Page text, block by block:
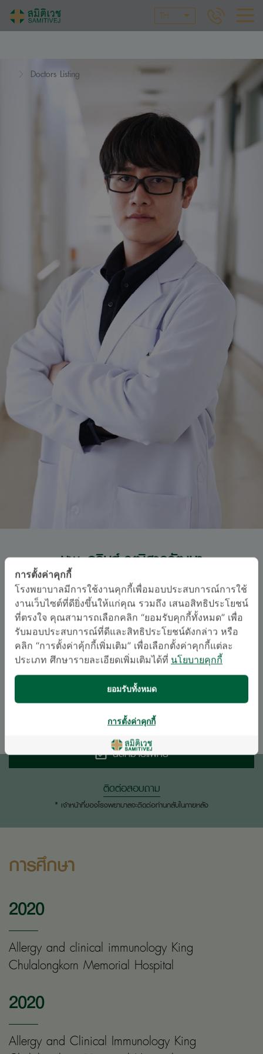
TH
Doctors Listing
นพ. อธิษฐ์ วุฒิสารวัฒนา
สมิติเวช สุขุมวิท
สาขาอายุรศาสตร์
อนุสาขาอายุรศาสตร์โรคภูมิแพ้และภูมิคุ้มกันทาง
คลินิก, สาขาอายุรศาสตร์
ภาษา
นัดหมายแพทย์
ติดต่อสอบถาม
* เจ้าหน้าที่ของโรงพยาบาลจะติดต่อท่านกลับในภายหลัง
การศึกษา
2020
Allergy and clinical immunology King
Chulalongkorn Memorial Hospital
2020
Allergy and Clinical Immunology King
การตั้งค่าคุกกี้
โรงพยาบาลมีการใช้งานคุกกี้เพื่อมอบประสบการณ์การใช้
งานเว็บไซต์ที่ดียิ่งขึ้นให้แก่คุณ รวมถึง เสนอสิทธิประโยชน์
ที่ตรงใจ คุณสามารถเลือกคลิก “ยอมรับคุกกี้ทั้งหมด” เพื่อ
รับมอบประสบการณ์ที่ดีและสิทธิประโยชน์ดังกล่าว หรือ
คลิก “การตั้งค่าคุ้กกี้เพิ่มเติม” เพื่อเลือกตั้งค่าคุกกี้แต่ละ
ประเภท ศึกษารายละเอียดเพิ่มเติมได้ที่ นโยบายคุกกี้
ยอมรับทั้งหมด
การตั้งค่าคุกกี้